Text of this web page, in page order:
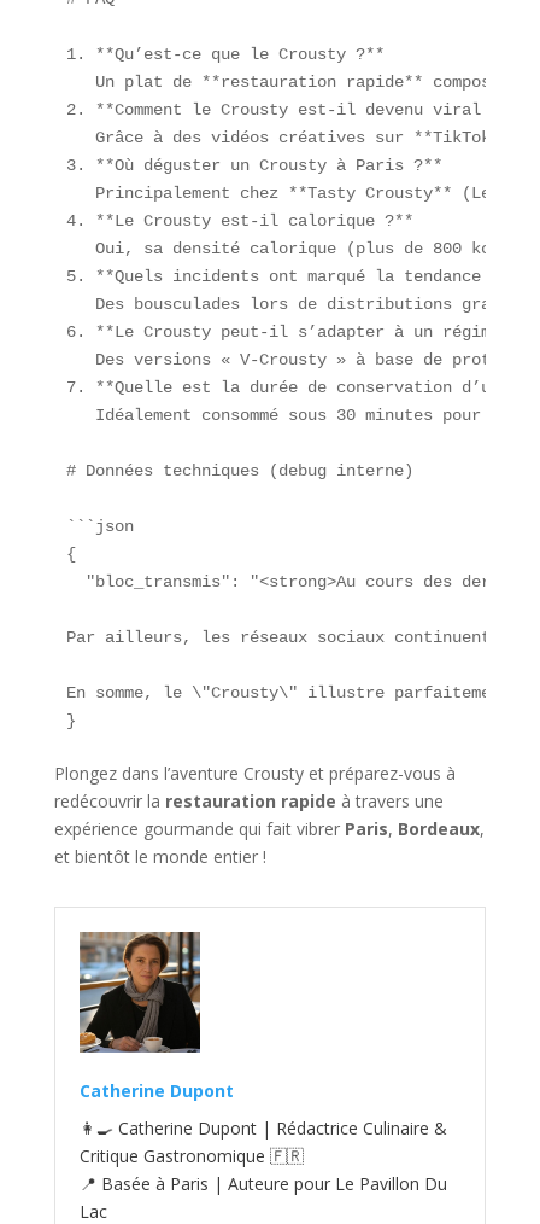
1. **Qu’est-ce que le Crousty ?**
Un plat de **restauration rapide** composé
2. **Comment le Crousty est-il devenu viral ?**
Grâce à des vidéos créatives sur **TikTok**
3. **Où déguster un Crousty à Paris ?**
Principalement chez **Tasty Crousty** (Le
4. **Le Crousty est-il calorique ?**
Oui, sa densité calorique (plus de 800 kcal
5. **Quels incidents ont marqué la tendance ?**
Des bousculades lors de distributions
6. **Le Crousty peut-il s’adapter à un régime
Des versions « V-Crousty » à base de
7. **Quelle est la durée de conservation d’un
Idéalement consommé sous 30 minutes pour
# Données techniques (debug interne)
```json
{
"bloc_transmis": "<strong>Au cours des
Par ailleurs, les réseaux sociaux continuent de
En somme, le \"Crousty\" illustre parfaitement la
}
Plongez dans l’aventure Crousty et préparez-vous à
redécouvrir la restauration rapide à travers une
expérience gourmande qui fait vibrer Paris, Bordeaux,
et bientôt le monde entier !
Catherine Dupont
👩‍🍳 Catherine Dupont | Rédactrice Culinaire &
Critique Gastronomique 🇫🇷
📍 Basée à Paris | Auteure pour Le Pavillon Du
Lac